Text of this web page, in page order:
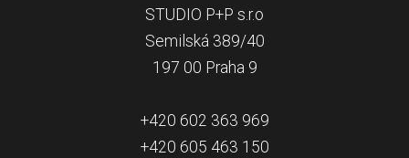
STUDIO P+P s.r.o
Semilská 389/40
197 00 Praha 9
+420 602 363 969
+420 605 463 150